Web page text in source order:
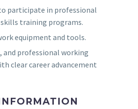
participate in professional
training programs.
equipment and tools.
and professional working
clear career advancement